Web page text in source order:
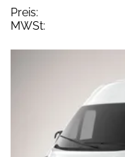
Preis:
MWSt: